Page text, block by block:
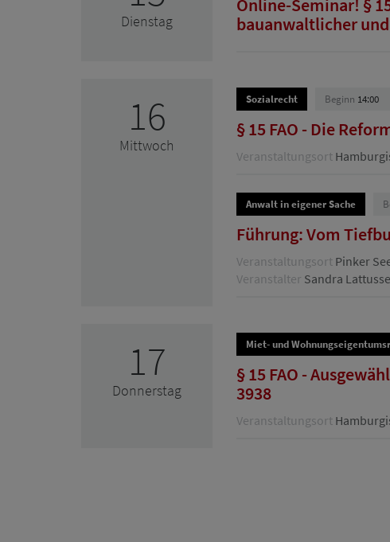
Dienstag
Online-Seminar! §
bauanwaltlicher
16
Mittwoch
Sozialrecht Beginn 14:00
§ 15 FAO - Die
Veranstaltungsort
Anwalt in eigener Sache
Führung: Vom
Veranstaltungsort Pinker
Veranstalter Sandra
17
Donnerstag
Miet- und
§ 15 FAO -
3938
Veranstaltungsort